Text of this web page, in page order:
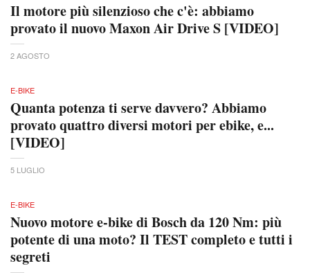
Il motore più silenzioso che c'è: abbiamo
provato il nuovo Maxon Air Drive S [VIDEO]
2 AGOSTO
E-BIKE
Quanta potenza ti serve davvero? Abbiamo
provato quattro diversi motori per ebike, e...
[VIDEO]
5 LUGLIO
E-BIKE
Nuovo motore e-bike di Bosch da 120 Nm: più
potente di una moto? Il TEST completo e tutti i
segreti